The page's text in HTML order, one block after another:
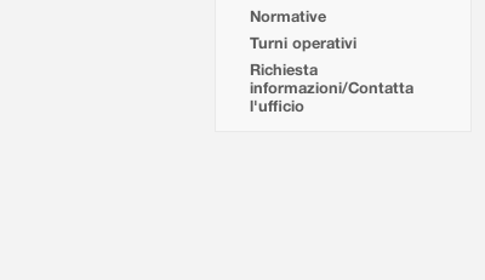
Normative
Turni operativi
Richiesta
informazioni/Contatta
l'ufficio